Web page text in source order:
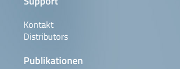
Kontakt
Distributors
Publikationen